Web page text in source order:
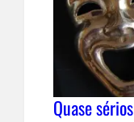
Quase sérios